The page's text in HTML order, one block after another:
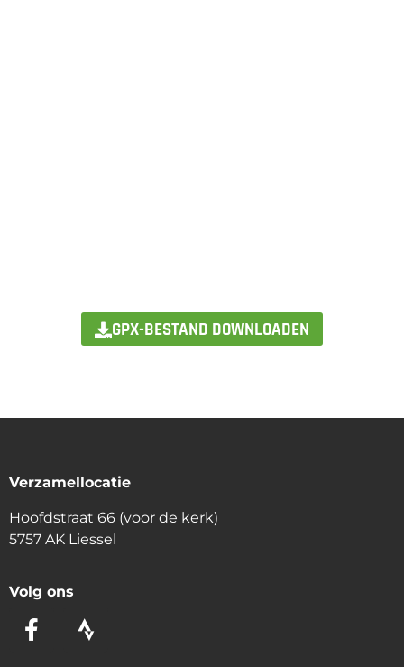
GPX-BESTAND DOWNLOADEN
Verzamellocatie
Hoofdstraat 66 (voor de kerk)
5757 AK Liessel
Volg ons